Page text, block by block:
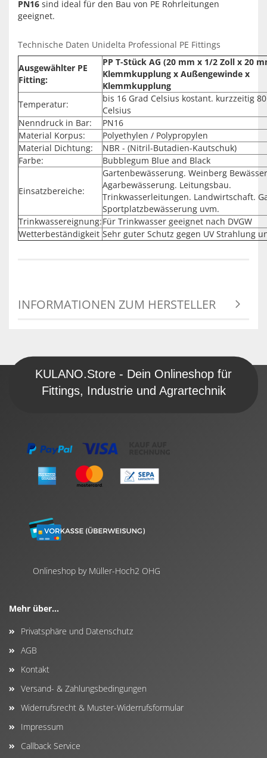
PN16 sind ideal für den Bau von PE Rohrleitungen
geeignet.
Technische Daten Unidelta Professional PE Fittings
Ausgewählter PE
Fitting:
PP T-Stück AG (20 mm x 1/2 Zoll x 20
Klemmkupplung x Außengewinde x
Klemmkupplung
Temperatur:
bis 16 Grad Celsius kostant. kurzzeitig
Celsius
Nenndruck in Bar:
PN16
Material Korpus:
Polyethylen / Polypropylen
Material Dichtung:
NBR - (Nitril-Butadien-Kautschuk)
Farbe:
Bubblegum Blue and Black
Einsatzbereiche:
Gartenbewässerung. Weinberg
Agarbewässerung. Leitungsbau.
Trinkwasserleitungen. Landwirtschaft.
Sportplatzbewässerung uvm.
Trinkwassereignung:Für Trinkwasser geeignet nach DVGW
Wetterbeständigkeit Sehr guter Schutz gegen UV Strahlung
INFORMATIONEN ZUM HERSTELLER
KULANO.Store - Dein Onlineshop für
Fittings, Industrie und Agrartechnik
Onlineshop by Müller-Hoch2 OHG
Mehr über...
Privatsphäre und Datenschutz
AGB
Kontakt
Versand- & Zahlungsbedingungen
Widerrufsrecht & Muster-Widerrufsformular
Impressum
Callback Service